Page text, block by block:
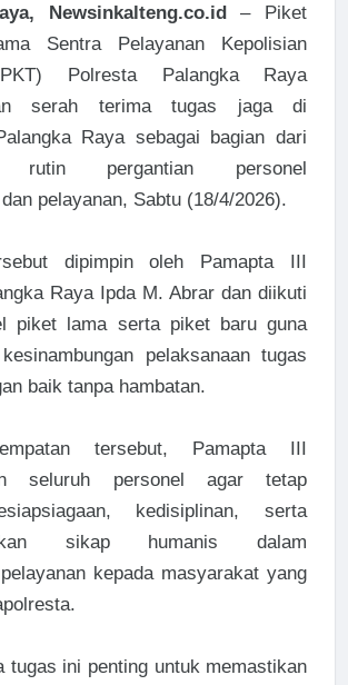
Newsinkalteng.co.id– Piket
Sentra Pelayanan Kepolisian
Polresta Palangka Raya
serah terima tugas jaga di
Raya sebagai bagian dari
rutin pergantian personel
pelayanan, Sabtu (18/4/2026).
dipimpin oleh Pamapta III
Raya Ipda M. Abrar dan diikuti
piket lama serta piket baru guna
pelaksanaan tugas
baik tanpa hambatan.
tersebut, Pamapta III
seluruh personel agar tetap
kedisiplinan, serta
sikap humanis dalam
kepada masyarakat yang
tugas ini penting untuk memastikan